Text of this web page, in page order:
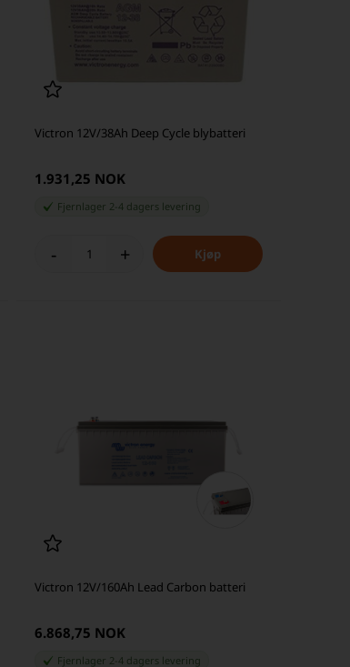
Victron 12V/38Ah Deep Cycle blybatteri
1.931,25 NOK
Fjernlager 2-4 dagers levering
- +
Victron 12V/160Ah Lead Carbon batteri
6.868,75 NOK
Fjernlager 2-4 dagers levering